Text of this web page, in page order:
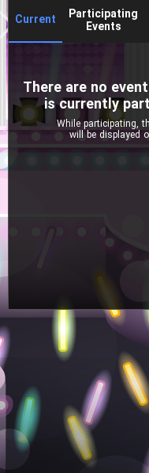
Current
Participating
Events
There are no
is currently
While participating,
will be displayed